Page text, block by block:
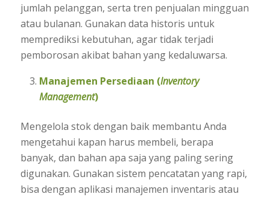
jumlah pelanggan, serta tren penjualan mingguan
atau bulanan. Gunakan data historis untuk
memprediksi kebutuhan, agar tidak terjadi
pemborosan akibat bahan yang kedaluwarsa.
Manajemen Persediaan (Inventory
Management)
Mengelola stok dengan baik membantu Anda
mengetahui kapan harus membeli, berapa
banyak, dan bahan apa saja yang paling sering
digunakan. Gunakan sistem pencatatan yang rapi,
bisa dengan aplikasi manajemen inventaris atau